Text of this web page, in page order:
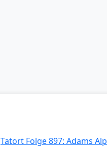
Tatort Folge 897: Adams